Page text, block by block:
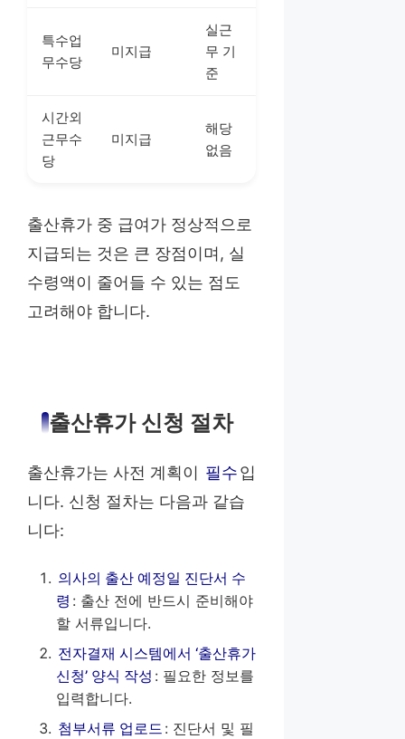
특수업
무수당
미지급
실근
무 기
준
시간외
근무수
당
미지급
해당
없음
출산휴가 중 급여가 정상적으로
지급되는 것은 큰 장점이며, 실
수령액이 줄어들 수 있는 점도
고려해야 합니다.
출산휴가 신청 절차
출산휴가는 사전 계획이 필수입
니다. 신청 절차는 다음과 같습
니다:
의사의 출산 예정일 진단서 수
령 : 출산 전에 반드시 준비해야
할 서류입니다.
전자결재 시스템에서 ‘출산휴가
신청’ 양식 작성 : 필요한 정보를
입력합니다.
첨부서류 업로드 : 진단서 및 필